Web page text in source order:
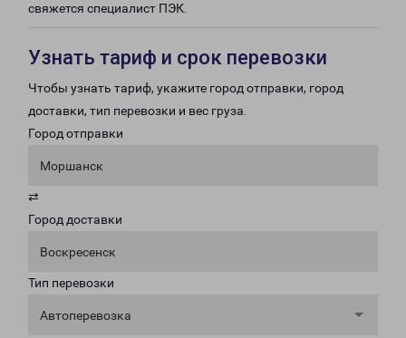
свяжется специалист ПЭК.
Узнать тариф и срок перевозки
Чтобы узнать тариф, укажите город отправки, город
доставки, тип перевозки и вес груза.
Город отправки
Моршанск
⇄
Город доставки
Воскресенск
Тип перевозки
Автоперевозка